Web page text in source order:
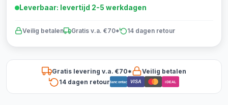
Leverbaar: levertijd 2-5 werkdagen
Veilig betalen Gratis v.a. €70* 14 dagen retour
Gratis levering v.a. €70*
Veilig betalen
14 dagen retourBancontact VISA iDEAL